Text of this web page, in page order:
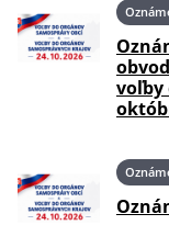
voľby